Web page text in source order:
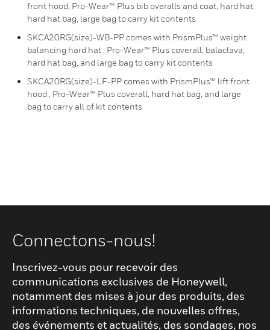
front hood, Pro-Wear™ Plus bib overalls and coat, hard hat,
hard hat bag, large bag to carry kit contents.
SKCA20RG(size)-WB-PP comes with PrismPlus™ weight
balancing hard hat , Pro-Wear™ Plus coverall, balaclava,
hard hat bag, and large bag to carry kit contents
SKCA20RG(size)-LF-PP comes with PrismPlus™ lift front
hood , Pro-Wear™ Plus coverall, hard hat bag, and large
bag to carry all of kit contents
Connectons-nous!
Inscrivez-vous pour recevoir des
communications exclusives de Honeywell,
notamment des mises à jour des produits, des
informations techniques, de nouvelles offres,
des événements et actualités, des sondages, nos